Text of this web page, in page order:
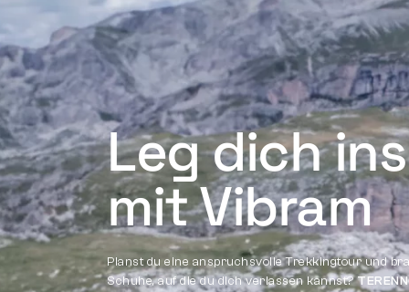
Leg dich
mit Vibram
Planst du eine anspruchsvolle Trekkingtour und
Schuhe, auf die du dich verlassen kannst?